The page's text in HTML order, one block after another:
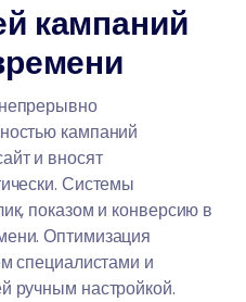
кампаний
кампаний
и вносят
Системы
показом и конверсию в
Оптимизация
специалистами и
ручным настройкой.